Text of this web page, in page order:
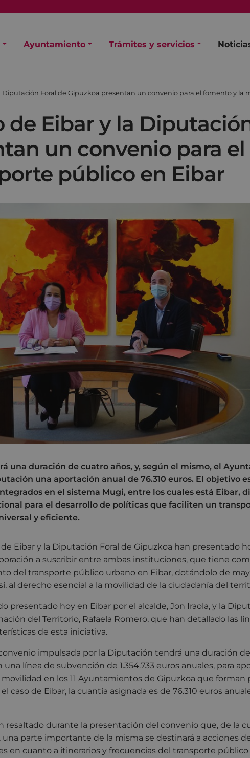
Ayuntamiento Trámites y servicios
Foral de Gipuzkoa presentan un convenio para el fomento y la
Eibar y la
un convenio para
público en Eibar
una duración de cuatro años, y, según el mismo, el
una aportación anual de 76.310 euros. El objetivo
en el sistema Mugi, entre los cuales está Eibar,
para el desarrollo de políticas que faciliten un
y eficiente.
Eibar y la Diputación Foral de Gipuzkoa han presentado
a suscribir entre ambas instituciones, que tiene
del transporte público urbano en Eibar, dotándolo de
al derecho esencial a la movilidad de la ciudadanía del
presentado hoy en Eibar por el alcalde, Jon Iraola, y la
del Territorio, Rafaela Romero, que han detallado las
de esta iniciativa.
impulsada por la Diputación tendrá una duración
línea de subvención de 1.354.733 euros anuales, para
en los 11 Ayuntamientos de Gipuzkoa que forman
caso de Eibar, la cuantía asignada es de 76.310 euros
resaltado durante la presentación del convenio que, de la
parte importante de la misma se destinará a acciones
en cuanto a itinerarios y frecuencias del transporte